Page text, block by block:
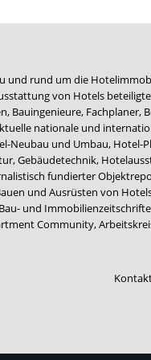
und rund um die
von Hotels
Bauingenieure, Fachplaner,
nationale und
Neubau und Umbau, Hotel-
Gebäudetechnik,
fundierter
und Ausrüsten von
und
Community,